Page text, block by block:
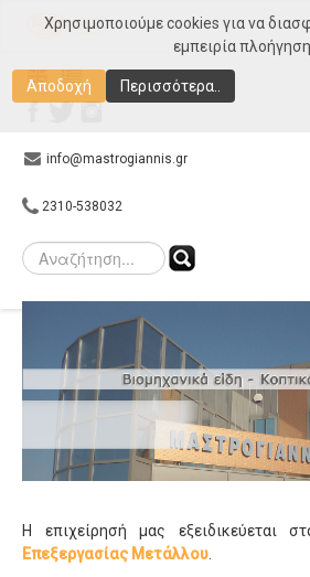
Χρησιμοποιούμε cookies για να
εμπειρία
Αποδοχή Περισσότερα..
Αρχική
Προϊόντα
Gallery
Επικοινωνία
info@mastrogiannis.gr
2310-538032
Η επιχείρησή μας εξειδικεύεται
Επεξεργασίας Μετάλλου